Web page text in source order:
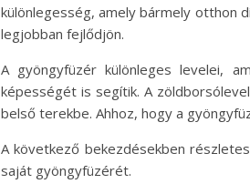
különlegesség, amely bármely otthon
legjobban fejlődjön.
A gyöngyfüzér különleges levelei,
képességét is segítik. A
belső terekbe. Ahhoz, hogy a
A következő bekezdésekben
saját gyöngyfüzérét.